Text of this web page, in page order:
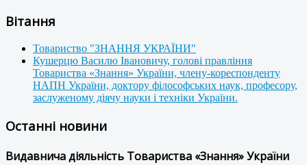
Вітання
Товариство "ЗНАННЯ УКРАЇНИ"
Кушерцю Василю Івановичу, голові правління
Товариства «Знання» України, члену-кореспонденту
НАПН України, доктору філософських наук, професору,
заслуженому діячу науки і техніки України.
Останні новини
Видавнича діяльність Товариства «Знання» України